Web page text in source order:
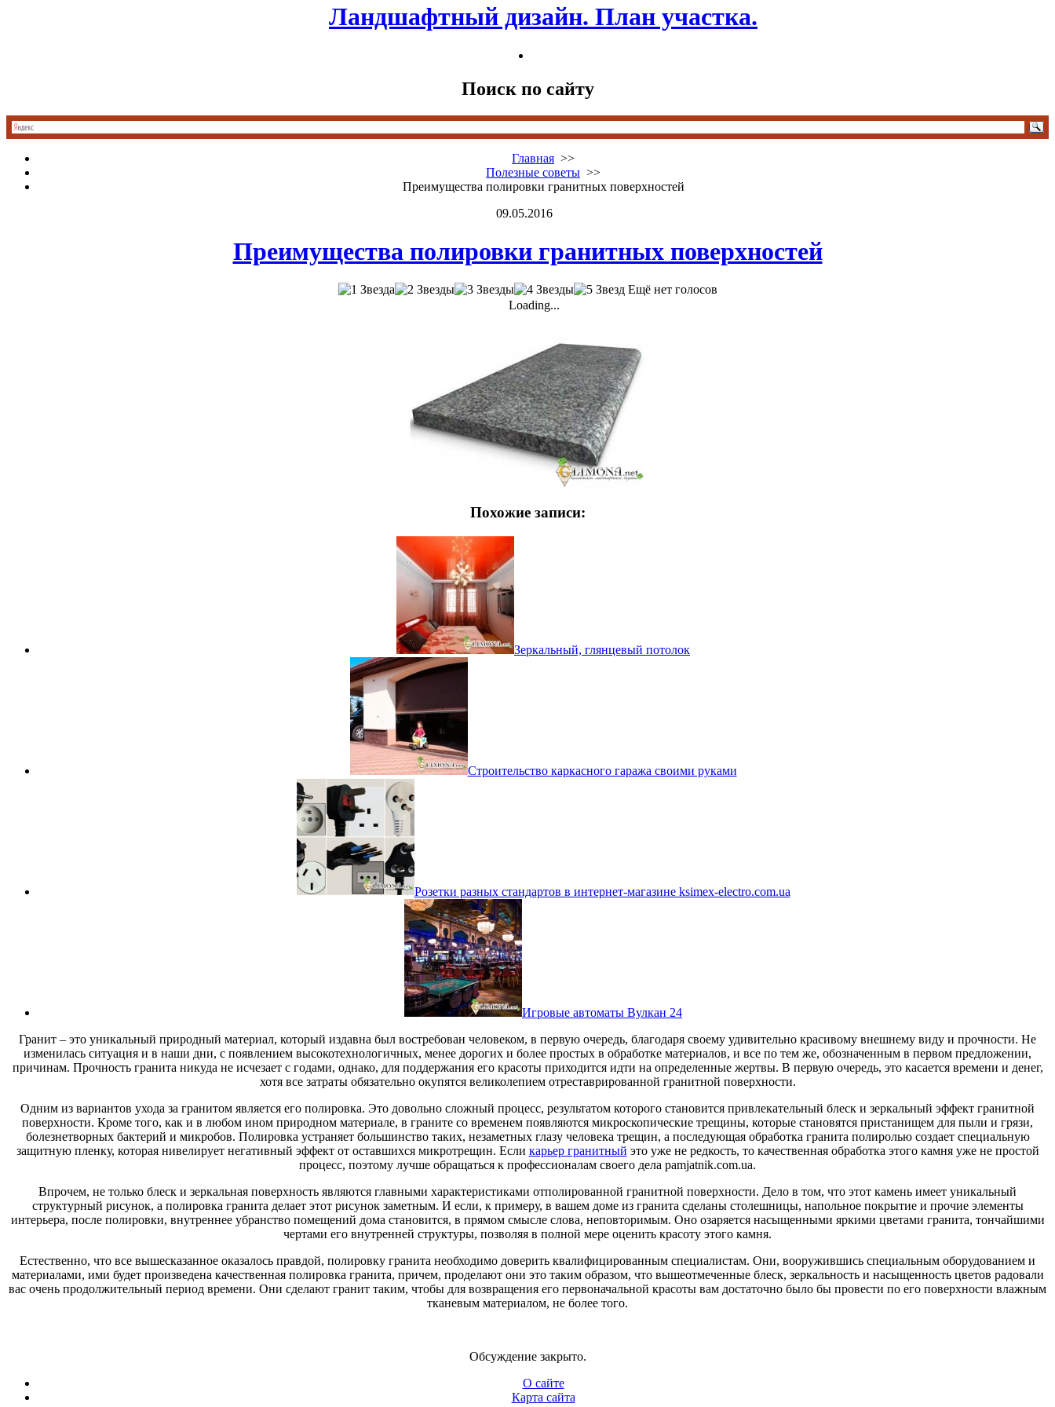
Ландшафтный дизайн. План участка.
Поиск по сайту
Главная >>
Полезные советы >>
Преимущества полировки гранитных поверхностей
09.05.2016
Преимущества полировки гранитных поверхностей
Ещё нет голосов
Loading...
Похожие записи:
Зеркальный, глянцевый потолок
Строительство каркасного гаража своими руками
Розетки разных стандартов в интернет-магазине ksimex-electro.com.ua
Игровые автоматы Вулкан 24
Гранит – это уникальный природный материал, который издавна был востребован человеком, в первую очередь, благодаря своему удивительно красивому внешнему виду и прочности. Не
изменилась ситуация и в наши дни, с появлением высокотехнологичных, менее дорогих и более простых в обработке материалов, и все по тем же, обозначенным в первом предложении,
причинам. Прочность гранита никуда не исчезает с годами, однако, для поддержания его красоты приходится идти на определенные жертвы. В первую очередь, это касается времени и денег,
хотя все затраты обязательно окупятся великолепием отреставрированной гранитной поверхности.
Одним из вариантов ухода за гранитом является его полировка. Это довольно сложный процесс, результатом которого становится привлекательный блеск и зеркальный эффект гранитной
поверхности. Кроме того, как и в любом ином природном материале, в граните со временем появляются микроскопические трещины, которые становятся пристанищем для пыли и грязи,
болезнетворных бактерий и микробов. Полировка устраняет большинство таких, незаметных глазу человека трещин, а последующая обработка гранита полиролью создает специальную
защитную пленку, которая нивелирует негативный эффект от оставшихся микротрещин. Если карьер гранитный это уже не редкость, то качественная обработка этого камня уже не простой
процесс, поэтому лучше обращаться к профессионалам своего дела pamjatnik.com.ua.
Впрочем, не только блеск и зеркальная поверхность являются главными характеристиками отполированной гранитной поверхности. Дело в том, что этот камень имеет уникальный
структурный рисунок, а полировка гранита делает этот рисунок заметным. И если, к примеру, в вашем доме из гранита сделаны столешницы, напольное покрытие и прочие элементы
интерьера, после полировки, внутреннее убранство помещений дома становится, в прямом смысле слова, неповторимым. Оно озаряется насыщенными яркими цветами гранита, тончайшими
чертами его внутренней структуры, позволяя в полной мере оценить красоту этого камня.
Естественно, что все вышесказанное оказалось правдой, полировку гранита необходимо доверить квалифицированным специалистам. Они, вооружившись специальным оборудованием и
материалами, ими будет произведена качественная полировка гранита, причем, проделают они это таким образом, что вышеотмеченные блеск, зеркальность и насыщенность цветов радовали
вас очень продолжительный период времени. Они сделают гранит таким, чтобы для возвращения его первоначальной красоты вам достаточно было бы провести по его поверхности влажным
тканевым материалом, не более того.
Обсуждение закрыто.
О сайте
Карта сайта